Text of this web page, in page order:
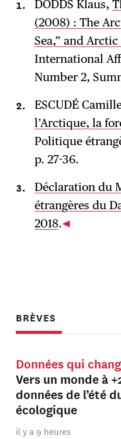
DODDS Klaus,
(2008) : The
Sea,” and Arctic
International
Number 2,
ESCUDÉ
l’Arctique, la
Politique
p. 27-36.
Déclaration du
étrangères du
2018.
BRÈVES
Données qui
Vers un monde à
données de l’été
écologique
il y a 9 heures